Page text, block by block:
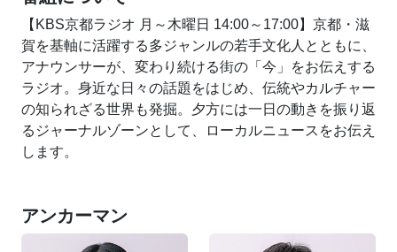
【KBS京都ラジオ 月～木曜日 14:00～17:00】京都・滋
賀を基軸に活躍する多ジャンルの若手文化人とともに、
アナウンサーが、変わり続ける街の「今」をお伝えする
ラジオ。身近な日々の話題をはじめ、伝統やカルチャー
の知られざる世界も発掘。夕方には一日の動きを振り返
るジャーナルゾーンとして、ローカルニュースをお伝え
します。
アンカーマン